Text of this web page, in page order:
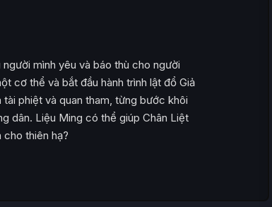
mình yêu và báo thù cho người
cơ thể và bắt đầu hành trình lật đổ Giả
phiệt và quan tham, từng bước khôi
dân. Liệu Ming có thể giúp Chân Liệt
cho thiên hạ?